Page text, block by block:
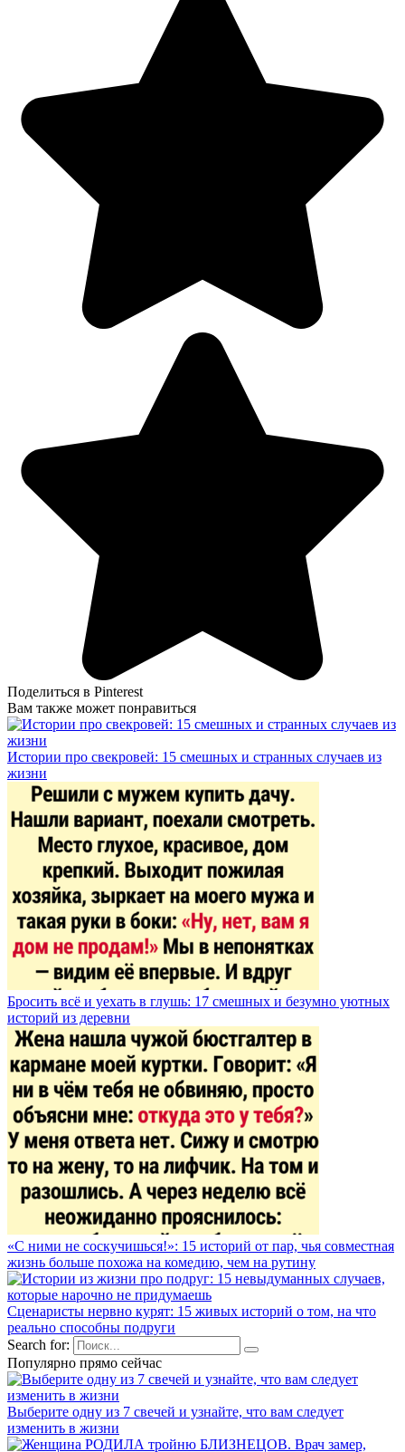
Поделиться в Pinterest
Вам также может понравиться
Истории про свекровей: 15 смешных и странных случаев из
жизни
Бросить всё и уехать в глушь: 17 смешных и безумно уютных
историй из деревни
«С ними не соскучишься!»: 15 историй от пар, чья совместная
жизнь больше похожа на комедию, чем на рутину
Сценаристы нервно курят: 15 живых историй о том, на что
реально способны подруги
Search for:
Популярно прямо сейчас
Выберите одну из 7 свечей и узнайте, что вам следует
изменить в жизни